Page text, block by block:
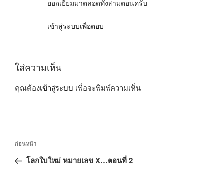
ยอดเยี่ยมมาตลอดทั้งสามตอนครับ
เข้าสู่ระบบเพื่อตอบ
ใส่ความเห็น
คุณต้องเข้าสู่ระบบ เพื่อจะพิมพ์ความเห็น
แนะแนว
เรื่อง
เรื่อง
ก่อน
ก่อนหน้า
โลกใบใหม่ หมายเลข X…ตอนที่ 2